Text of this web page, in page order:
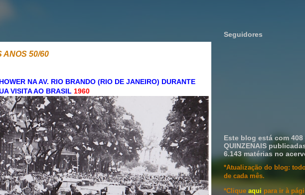
ANOS 50/60
NA AV. RIO BRANDO (RIO DE JANEIRO) DURANTE
VISITA AO BRASIL 1960
Seguidores
Este blog está com
QUINZENAIS
6.143 matérias no
*Atualização do blog:
de cada mês.
*Clique aqui para ir à